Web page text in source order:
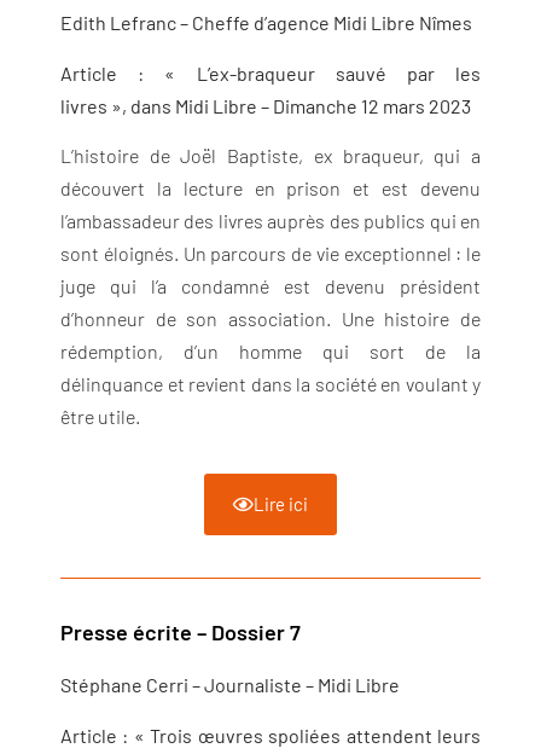
Edith Lefranc – Cheffe d’agence Midi Libre Nîmes
Article : « L’ex-braqueur sauvé par les
livres », dans Midi Libre – Dimanche 12 mars 2023
L’histoire de Joël Baptiste, ex braqueur, qui a
découvert la lecture en prison et est devenu
l’ambassadeur des livres auprès des publics qui en
sont éloignés. Un parcours de vie exceptionnel : le
juge qui l’a condamné est devenu président
d’honneur de son association. Une histoire de
rédemption, d’un homme qui sort de la
délinquance et revient dans la société en voulant y
être utile.
Lire ici
Presse écrite – Dossier 7
Stéphane Cerri – Journaliste – Midi Libre
Article : « Trois œuvres spoliées attendent leurs